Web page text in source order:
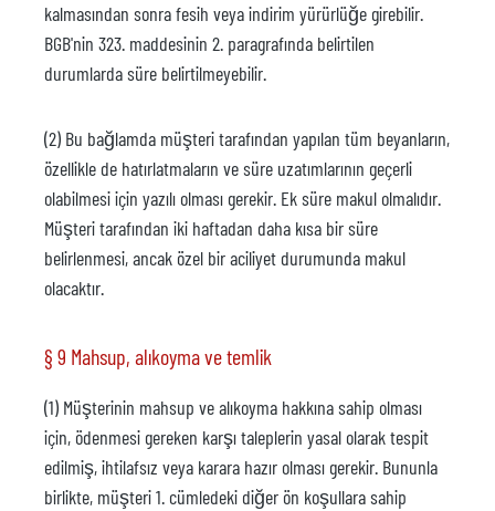
kalmasından sonra fesih veya indirim yürürlüğe girebilir.
BGB'nin 323. maddesinin 2. paragrafında belirtilen
durumlarda süre belirtilmeyebilir.
(2) Bu bağlamda müşteri tarafından yapılan tüm beyanların,
özellikle de hatırlatmaların ve süre uzatımlarının geçerli
olabilmesi için yazılı olması gerekir. Ek süre makul olmalıdır.
Müşteri tarafından iki haftadan daha kısa bir süre
belirlenmesi, ancak özel bir aciliyet durumunda makul
olacaktır.
§ 9 Mahsup, alıkoyma ve temlik
(1) Müşterinin mahsup ve alıkoyma hakkına sahip olması
için, ödenmesi gereken karşı taleplerin yasal olarak tespit
edilmiş, ihtilafsız veya karara hazır olması gerekir. Bununla
birlikte, müşteri 1. cümledeki diğer ön koşullara sahip